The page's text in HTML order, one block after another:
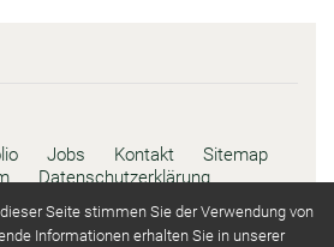
Jobs Kontakt
Sitemap
Datenschutzerklärung
CDS Norbert Rebmann -
Seite stimmen Sie der Verwendung von
Informationen erhalten Sie in unserer